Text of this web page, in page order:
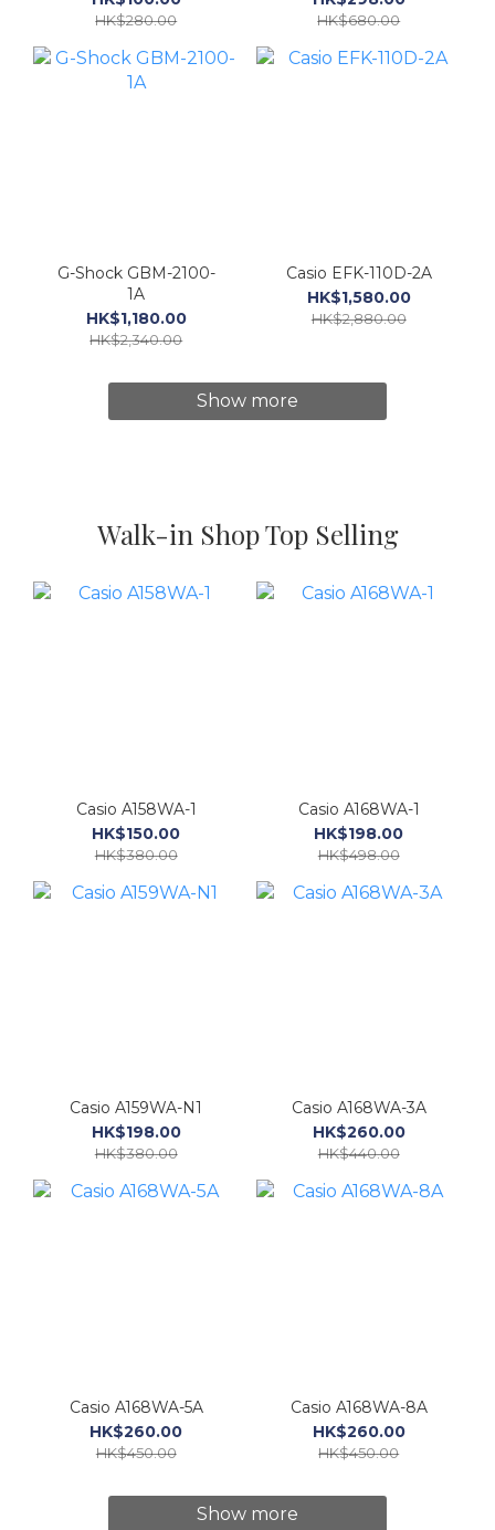
HK$280.00 HK$680.00
G-Shock GBM-2100-
1A
HK$1,180.00
HK$2,340.00
Casio EFK-110D-2A
HK$1,580.00
HK$2,880.00
Show more
Walk-in Shop Top Selling
Casio A158WA-1
HK$150.00
HK$380.00
Casio A168WA-1
HK$198.00
HK$498.00
Casio A159WA-N1
HK$198.00
HK$380.00
Casio A168WA-3A
HK$260.00
HK$440.00
Casio A168WA-5A
HK$260.00
HK$450.00
Casio A168WA-8A
HK$260.00
HK$450.00
Show more